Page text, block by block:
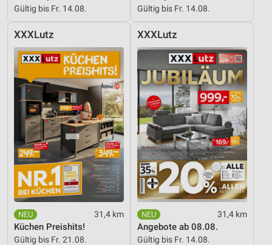
Gültig bis Fr. 14.08. Gültig bis Fr. 14.08.
XXXLutz
31,4 km
Küchen Preishits!
Gültig bis Fr. 21.08.
XXXLutz
31,4 km
Angebote ab 08.08.
Gültig bis Fr. 14.08.